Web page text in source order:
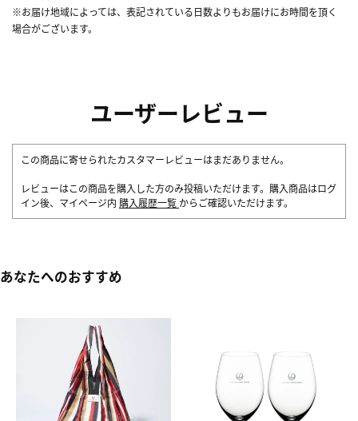
※お届け地域によっては、表記されている日数よりもお届けにお時間を頂く
場合がございます。
ユーザーレビュー
この商品に寄せられたカスタマーレビューはまだありません。
レビューはこの商品を購入した方のみ投稿いただけます。購入商品はログ
イン後、マイページ内 購入履歴一覧 からご確認いただけます。
あなたへのおすすめ